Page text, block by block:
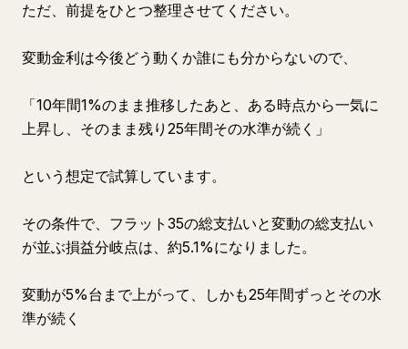
ただ、前提をひとつ整理させてください。
変動金利は今後どう動くか誰にも分からないので、
「10年間1%のまま推移したあと、ある時点から一気に
上昇し、そのまま残り25年間その水準が続く」
という想定で試算しています。
その条件で、フラット35の総支払いと変動の総支払い
が並ぶ損益分岐点は、約5.1%になりました。
変動が5%台まで上がって、しかも25年間ずっとその水
準が続く